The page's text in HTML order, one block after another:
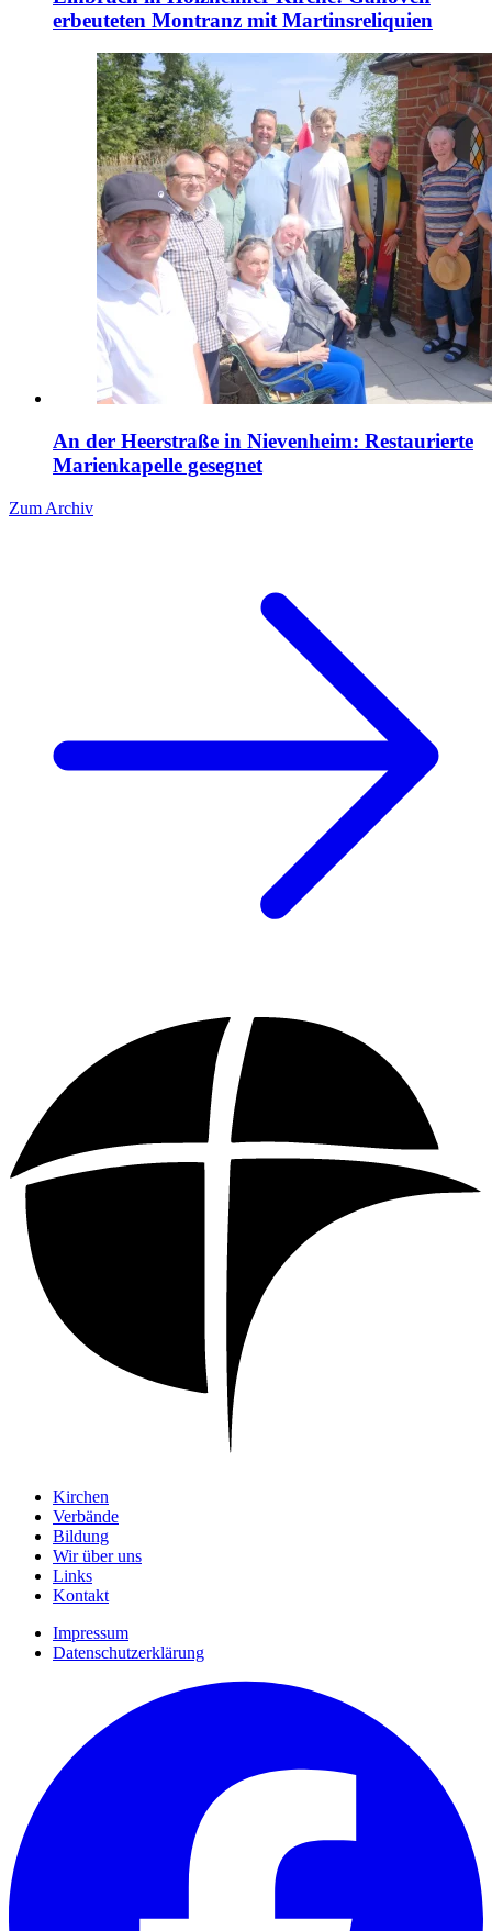
erbeuteten Montranz mit Martinsreliquien
An der Heerstraße in Nievenheim: Restaurierte
Marienkapelle gesegnet
Zum Archiv
Kirchen
Verbände
Bildung
Wir über uns
Links
Kontakt
Impressum
Datenschutzerklärung